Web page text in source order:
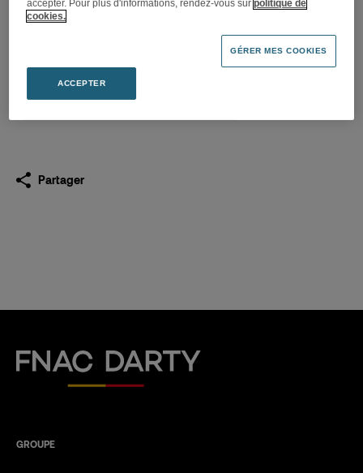
Chiffre d’affaires du premier
trimestre 2017
Télécharger (PDF 665,0 Ko)
Partager
Fnac Darty
GROUPE
accepter. Pour plus d'informations, rendez-vous surpolitique de
cookies.
GÉRER MES COOKIES
ACCEPTER